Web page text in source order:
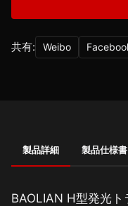
共有: Weibo
製品詳細 製品仕様書
BAOLIAN H型発光ト